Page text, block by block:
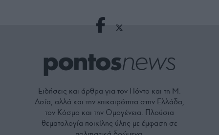
Ειδήσεις και άρθρα για τον Πόντο και τη Μ.
Ασία, αλλά και την επικαιρότητα στην Ελλάδα,
τον Κόσμο και την Ομογένεια. Πλούσια
θεματολογία ποικίλης ύλης με έμφαση σε